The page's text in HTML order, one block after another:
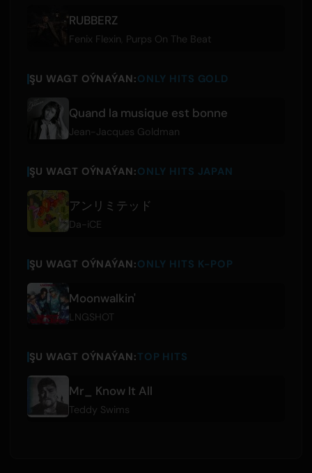
RUBBERZ
Fenix Flexin Purps On The Beat
ŞU WAGT OÝNAÝAN:ONLY HITS GOLD
Quand la musique est bonne
Jean-Jacques Goldman
ŞU WAGT OÝNAÝAN:ONLY HITS JAPAN
アンリミテッド
Da-iCE
ŞU WAGT OÝNAÝAN:ONLY HITS K-POP
Moonwalkin'
LNGSHOT
ŞU WAGT OÝNAÝAN:TOP HITS
Mr_ Know It All
Teddy Swims